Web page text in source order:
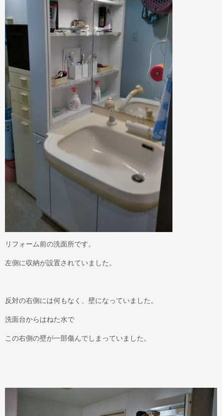
リフォーム前の洗面所です。
左側に収納が設置されていました。
反対の右側には何もなく、壁になっていました。
洗面台からはねた水で
この右側の壁が一部傷んでしまっていました。